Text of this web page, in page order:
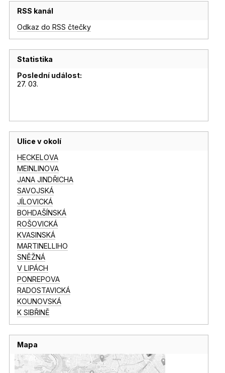
RSS kanál
Odkaz do RSS čtečky
Statistika
Poslední událost:
27. 03.
Ulice v okolí
HECKELOVA
MEINLINOVA
JANA JINDŘICHA
SAVOJSKÁ
JÍLOVICKÁ
BOHDAŠÍNSKÁ
ROŠOVICKÁ
KVASINSKÁ
MARTINELLIHO
SNĚŽNÁ
V LIPÁCH
PONREPOVA
RADOSTAVICKÁ
KOUNOVSKÁ
K SIBŘINĚ
Mapa